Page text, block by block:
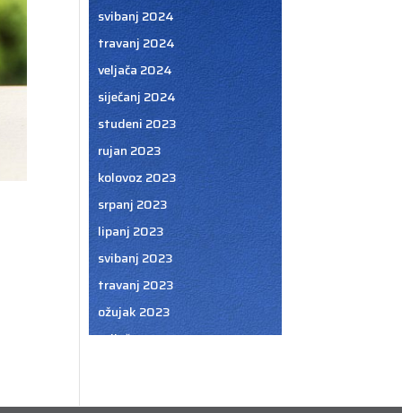
svibanj 2024
travanj 2024
veljača 2024
siječanj 2024
studeni 2023
rujan 2023
kolovoz 2023
srpanj 2023
lipanj 2023
svibanj 2023
travanj 2023
ožujak 2023
veljača 2023